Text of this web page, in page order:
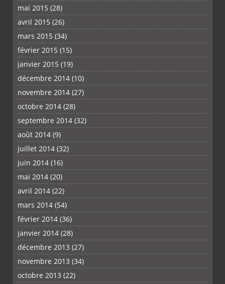
mai 2015 (28)
avril 2015 (26)
mars 2015 (34)
février 2015 (15)
janvier 2015 (19)
décembre 2014 (10)
novembre 2014 (27)
octobre 2014 (28)
septembre 2014 (32)
août 2014 (9)
juillet 2014 (32)
juin 2014 (16)
mai 2014 (20)
avril 2014 (22)
mars 2014 (54)
février 2014 (36)
janvier 2014 (28)
décembre 2013 (27)
novembre 2013 (34)
octobre 2013 (22)